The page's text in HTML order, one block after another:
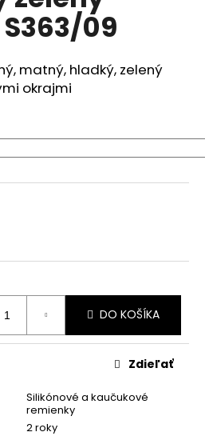
09
matný, hladký, zelený
okrajmi
DO KOŠÍKA
Silikónové a kaučukové
remienky
2 roky
Zdieľať